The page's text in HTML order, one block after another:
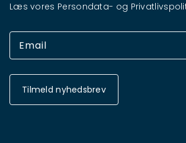
Læs vores Persondata- og
Tilmeld nyhedsbrev